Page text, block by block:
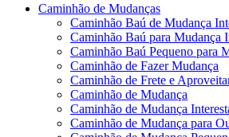
Caminhão de Mudanças
Caminhão Baú de Mudança
Caminhão Baú para Mudança
Caminhão Baú Pequeno para
Caminhão de Fazer Mudança
Caminhão de Frete e
Caminhão de Mudança
Caminhão de Mudança
Caminhão de Mudança para